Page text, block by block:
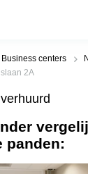
toe
Business centers
2A
panden: